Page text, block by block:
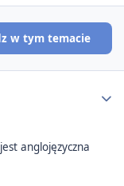
w tym temacie
anglojęzyczna